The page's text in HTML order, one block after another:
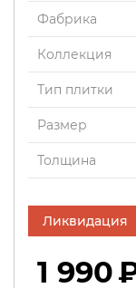
Фабрика
Коллекция
Тип плитки
Размер
Толщина
Ликвидация
1 990